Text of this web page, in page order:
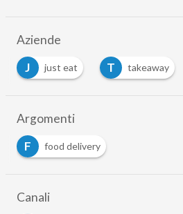
Aziende
J
just eat T takeaway
Argomenti
F
food delivery
Canali